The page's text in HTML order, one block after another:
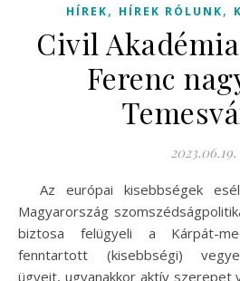
HÍREK, HÍREK RÓLUNK,
Civil
Ferenc
2023.06.19.
Az európai kisebbségek esélyei Kalmár Ferenc
Magyarország
biztosa felügyeli a Kárpát-
fenntartott (kisebbségi)
ügyeit, ugyanakkor aktív szerepet